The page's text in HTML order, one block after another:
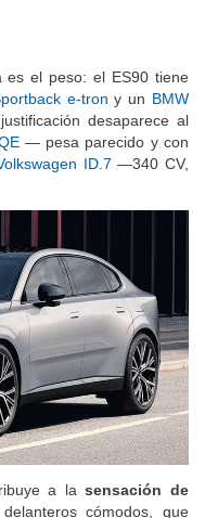
es el peso: el ES90 tiene
e-tron y un BMW
desaparece al
— pesa parecido y con
ID.7 —340 CV,
a lasensación de
cómodos, que